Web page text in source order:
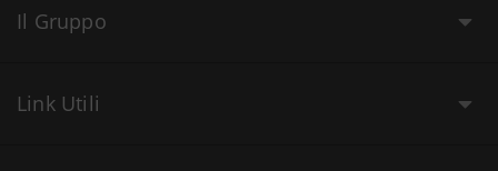
Il Gruppo
Link Utili